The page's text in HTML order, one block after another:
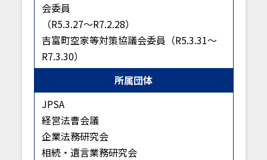
会委員
（R5.3.27～R7.2.28）
吉富町空家等対策協議会委員（R5.3.31～
R7.3.30）
所属団体
JPSA
経営法曹会議
企業法務研究会
相続・遺言業務研究会